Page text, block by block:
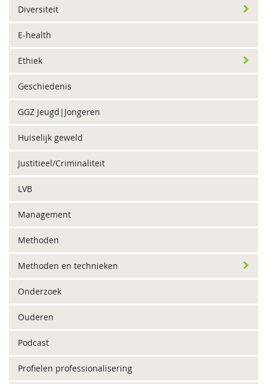
Diversiteit
E-health
Ethiek
Geschiedenis
GGZ Jeugd|Jongeren
Huiselijk geweld
Justitieel/Criminaliteit
LVB
Management
Methoden
Methoden en technieken
Onderzoek
Ouderen
Podcast
Profielen professionalisering